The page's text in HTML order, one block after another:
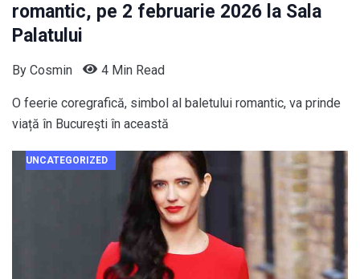
romantic, pe 2 februarie 2026 la Sala
Palatului
By Cosmin 4 Min Read
O feerie coregrafică, simbol al baletului romantic, va prinde
viață în Bucureşti în această
UNCATEGORIZED